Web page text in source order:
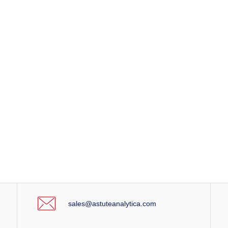
sales@astuteanalytica.com